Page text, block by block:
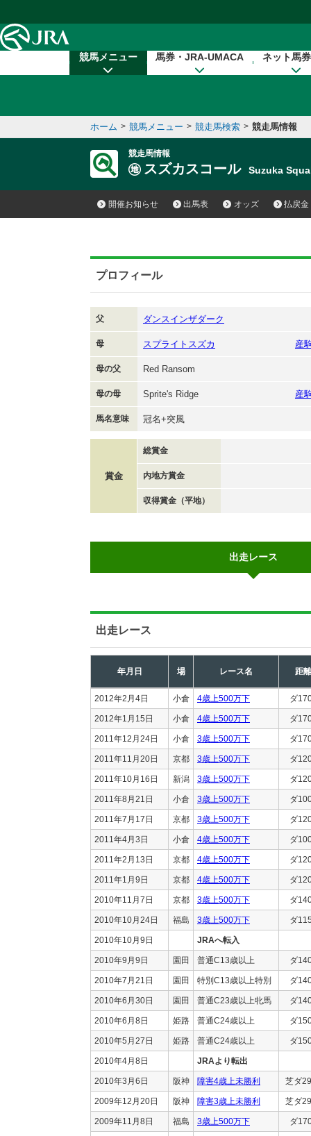
競馬メニュー 馬券・JRA-UMACA ネット馬
ホーム > 競馬メニュー > 競走馬検索 > 競走馬情報
競走馬情報
スズカスコール Suzuka
開催お知らせ 出馬表 オッズ 払戻金
プロフィール
父 ダンスインザダーク
母 スプライトスズカ 産
母の父 Red Ransom
母の母 Sprite's Ridge 産
馬名意味 冠名+突風
賞金
総賞金
内地方賞金
収得賞金（平地）
出走レース
出走レース
年月日 場 レース名 距離
2012年2月4日 小倉 4歳上500万下 ダ
2012年1月15日 小倉 4歳上500万下 ダ
2011年12月24日 小倉 3歳上500万下 ダ
2011年11月20日 京都 3歳上500万下 ダ
2011年10月16日 新潟 3歳上500万下 ダ
2011年8月21日 小倉 3歳上500万下 ダ
2011年7月17日 京都 3歳上500万下 ダ
2011年4月3日 小倉 4歳上500万下 ダ
2011年2月13日 京都 4歳上500万下 ダ
2011年1月9日 京都 4歳上500万下 ダ
2010年11月7日 京都 3歳上500万下 ダ
2010年10月24日 福島 3歳上500万下 ダ
2010年10月9日 JRAへ転入
2010年9月9日 園田 普通C13歳以上 ダ
2010年7月21日 園田 特別C13歳以上特別 ダ
2010年6月30日 園田 普通C23歳以上牝馬 ダ
2010年6月8日 姫路 普通C24歳以上 ダ
2010年5月27日 姫路 普通C24歳以上 ダ
2010年4月8日 JRAより転出
2010年3月6日 阪神 障害4歳上未勝利 芝ダ
2009年12月20日 阪神 障害3歳上未勝利 芝ダ
2009年11月8日 福島 3歳上500万下 ダ